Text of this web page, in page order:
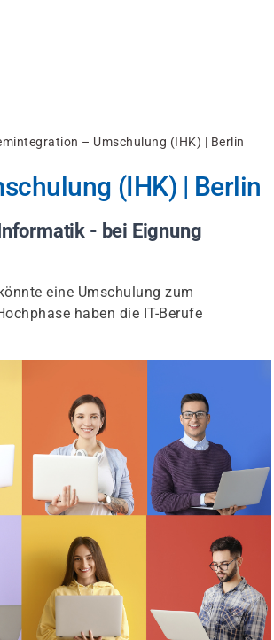
– Umschulung (IHK) | Berlin
(IHK) | Berlin
- bei Eignung
eine Umschulung zum
haben die IT-Berufe